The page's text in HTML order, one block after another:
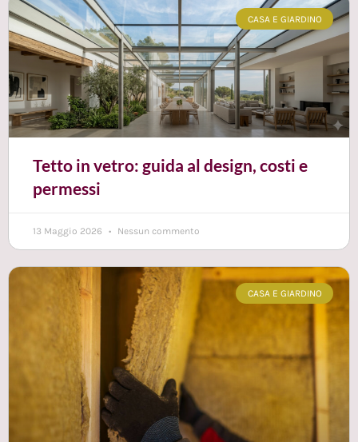
CASA E GIARDINO
Tetto in vetro: guida al design, costi e
permessi
13 Maggio 2026 Nessun commento
CASA E GIARDINO